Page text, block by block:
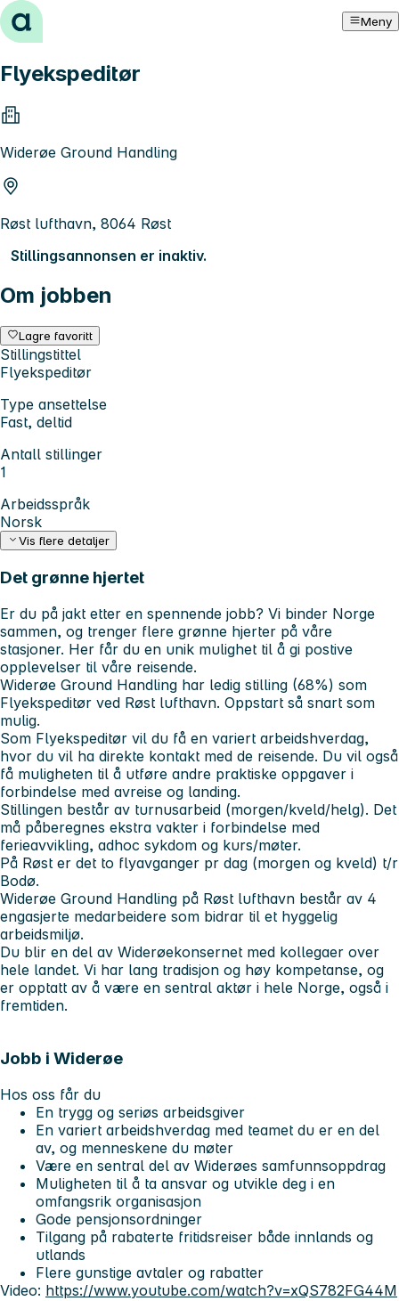
Hopp til innhold Meny
Flyekspeditør
Widerøe Ground Handling
Røst lufthavn, 8064 Røst
Stillingsannonsen er inaktiv.
Om jobben
Lagre favoritt
Stillingstittel
Flyekspeditør
Type ansettelse
Fast, deltid
Antall stillinger
1
Arbeidsspråk
Norsk
Vis flere detaljer
Det grønne hjertet
Er du på jakt etter en spennende jobb? Vi binder Norge
sammen, og trenger flere grønne hjerter på våre
stasjoner. Her får du en unik mulighet til å gi postive
opplevelser til våre reisende.
Widerøe Ground Handling har ledig stilling (68%) som
Flyekspeditør ved Røst lufthavn. Oppstart så snart som
mulig.
Som Flyekspeditør vil du få en variert arbeidshverdag,
hvor du vil ha direkte kontakt med de reisende. Du vil også
få muligheten til å utføre andre praktiske oppgaver i
forbindelse med avreise og landing.
Stillingen består av turnusarbeid (morgen/kveld/helg). Det
må påberegnes ekstra vakter i forbindelse med
ferieavvikling, adhoc sykdom og kurs/møter.
På Røst er det to flyavganger pr dag (morgen og kveld) t/r
Bodø.
Widerøe Ground Handling på Røst lufthavn består av 4
engasjerte medarbeidere som bidrar til et hyggelig
arbeidsmiljø.
Du blir en del av Widerøekonsernet med kollegaer over
hele landet. Vi har lang tradisjon og høy kompetanse, og
er opptatt av å være en sentral aktør i hele Norge, også i
fremtiden.
Jobb i Widerøe
Hos oss får du
En trygg og seriøs arbeidsgiver
En variert arbeidshverdag med teamet du er en del
av, og menneskene du møter
Være en sentral del av Widerøes samfunnsoppdrag
Muligheten til å ta ansvar og utvikle deg i en
omfangsrik organisasjon
Gode pensjonsordninger
Tilgang på rabaterte fritidsreiser både innlands og
utlands
Flere gunstige avtaler og rabatter
Video: https://www.youtube.com/watch?v=xQS782FG44M